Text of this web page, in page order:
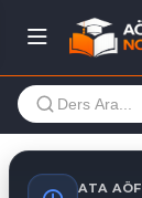
ATA AÖF